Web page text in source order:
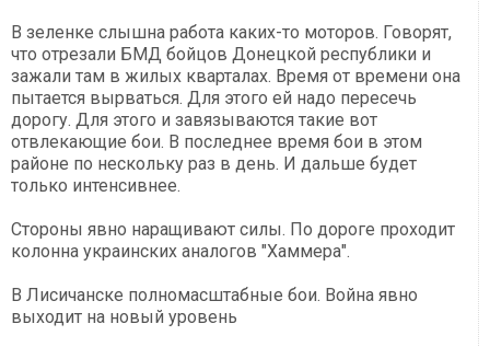
В зеленке слышна работа каких-то моторов. Говорят,
что отрезали БМД бойцов Донецкой республики и
зажали там в жилых кварталах. Время от времени она
пытается вырваться. Для этого ей надо пересечь
дорогу. Для этого и завязываются такие вот
отвлекающие бои. В последнее время бои в этом
районе по нескольку раз в день. И дальше будет
только интенсивнее.
Стороны явно наращивают силы. По дороге проходит
колонна украинских аналогов "Хаммера".
В Лисичанске полномасштабные бои. Война явно
выходит на новый уровень